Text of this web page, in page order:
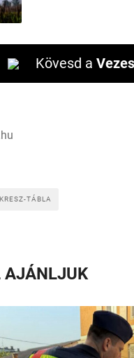
Kövesd a
KRESZ-TÁBLA
AJÁNLJUK